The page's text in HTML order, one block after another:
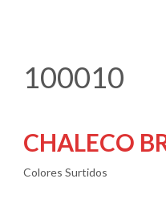
100010
CHALECO
Colores Surtidos